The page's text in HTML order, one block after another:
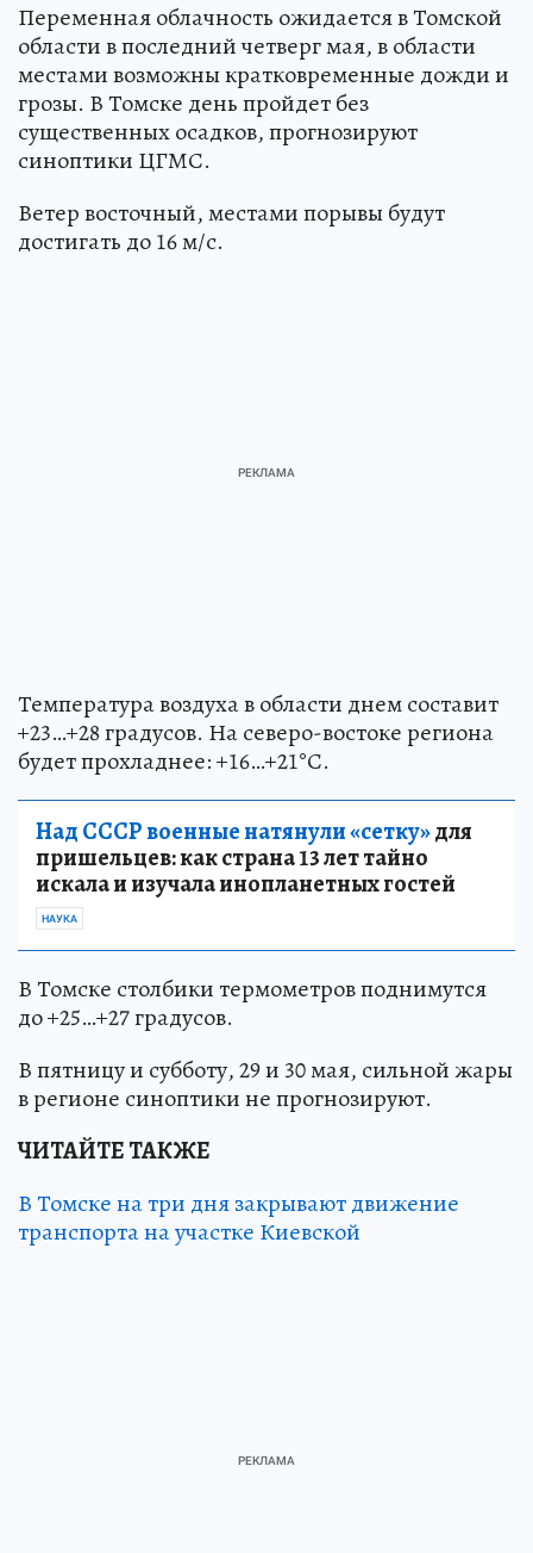
Переменная облачность ожидается в Томской
области в последний четверг мая, в области
местами возможны кратковременные дожди и
грозы. В Томске день пройдет без
существенных осадков, прогнозируют
синоптики ЦГМС.
Ветер восточный, местами порывы будут
достигать до 16 м/с.
Температура воздуха в области днем составит
+23…+28 градусов. На северо-востоке региона
будет прохладнее: +16…+21°С.
Над СССР военные натянули «сетку»для
пришельцев: как страна 13 лет тайно
искала и изучала инопланетных гостей
НАУКА
В Томске столбики термометров поднимутся
до +25…+27 градусов.
В пятницу и субботу, 29 и 30 мая, сильной жары
в регионе синоптики не прогнозируют.
ЧИТАЙТЕ ТАКЖЕ
В Томске на три дня закрывают движение
транспорта на участке Киевской